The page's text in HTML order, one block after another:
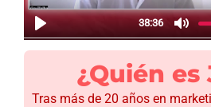
¿Quién es
Tras más de 20 años en